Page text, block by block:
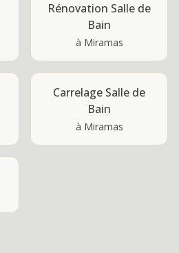
Rénovation Salle de
Bain
à Miramas
Carrelage Salle de
Bain
à Miramas